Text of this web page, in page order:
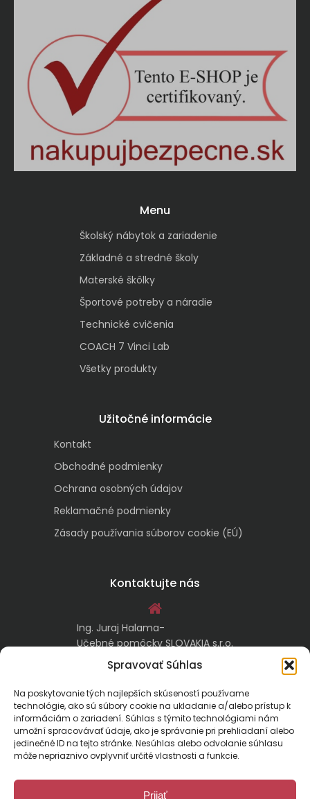
Spravovať Súhlas
Na poskytovanie tých najlepších skúseností používame
technológie, ako sú súbory cookie na ukladanie a/alebo prístup k
informáciám o zariadení. Súhlas s týmito technológiami nám
umožní spracovávať údaje, ako je správanie pri prehliadaní alebo
jedinečné ID na tejto stránke. Nesúhlas alebo odvolanie súhlasu
môže nepriaznivo ovplyvniť určité vlastnosti a funkcie.
Prijať
Menu
Školský nábytok a zariadenie
Základné a stredné školy
Materské škôlky
Športové potreby a náradie
Technické cvičenia
COACH 7 Vinci Lab
Všetky produkty
Užitočné informácie
Kontakt
Obchodné podmienky
Ochrana osobných údajov
Reklamačné podmienky
Zásady používania súborov cookie (EÚ)
Kontaktujte nás
Ing. Juraj Halama-
Učebné pomôcky SLOVAKIA s.r.o.
Malachovská 17/A
974 05 Banská Bystrica
kontakt@ucebnepomockyslovakia.sk
0917 797 357, 048/410 18 88